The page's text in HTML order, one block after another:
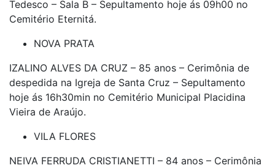
Tedesco – Sala B – Sepultamento hoje ás 09h00 no
Cemitério Eternitá.
NOVA PRATA
IZALINO ALVES DA CRUZ – 85 anos – Cerimônia de
despedida na Igreja de Santa Cruz – Sepultamento
hoje ás 16h30min no Cemitério Municipal Placidina
Vieira de Araújo.
VILA FLORES
NEIVA FERRUDA CRISTIANETTI – 84 anos – Cerimônia